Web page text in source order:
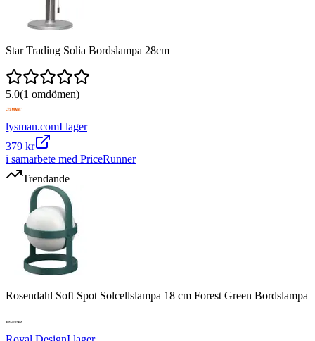
Star Trading Solia Bordslampa 28cm
5.0(1 omdömen)
lysman.comI lager
379 kr
i samarbete med PriceRunner
Trendande
Rosendahl Soft Spot Solcellslampa 18 cm Forest Green Bordslampa